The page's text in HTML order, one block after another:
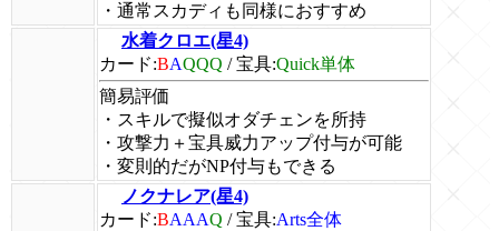
・通常スカディも同様におすすめ
水着クロエ(星4)
カード:BAQQQ /宝具:Quick単体
簡易評価
・スキルで擬似オダチェンを所持
・攻撃力＋宝具威力アップ付与が可能
・変則的だがNP付与もできる
ノクナレア(星4)
カード:BAAAQ /宝具:Arts全体